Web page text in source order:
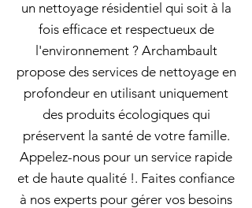
un nettoyage résidentiel qui soit à la
fois efficace et respectueux de
l'environnement ? Archambault
propose des services de nettoyage en
profondeur en utilisant uniquement
des produits écologiques qui
préservent la santé de votre famille.
Appelez-nous pour un service rapide
et de haute qualité !. Faites confiance
à nos experts pour gérer vos besoins